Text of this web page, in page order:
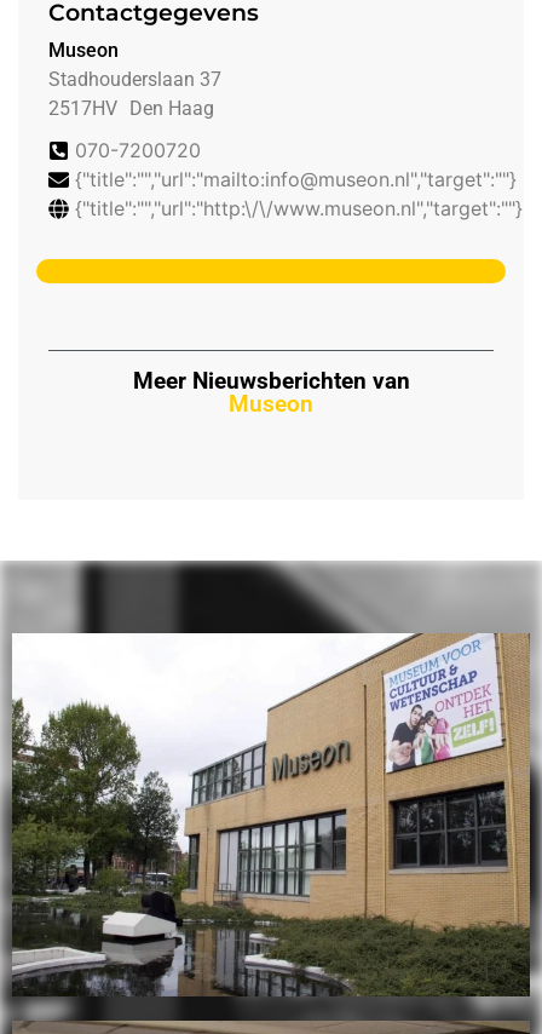
Contactgegevens
Museon
Stadhouderslaan 37
2517HV
Den Haag
070-7200720
{"title":"","url":"mailto:info@museon.nl","target":""}
{"title":"","url":"http:\/\/www.museon.nl","target":""}
Meer Nieuwsberichten van
Museon